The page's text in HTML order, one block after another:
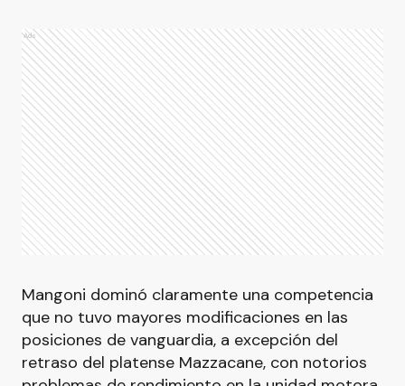
Ads
Mangoni dominó claramente una competencia
que no tuvo mayores modificaciones en las
posiciones de vanguardia, a excepción del
retraso del platense Mazzacane, con notorios